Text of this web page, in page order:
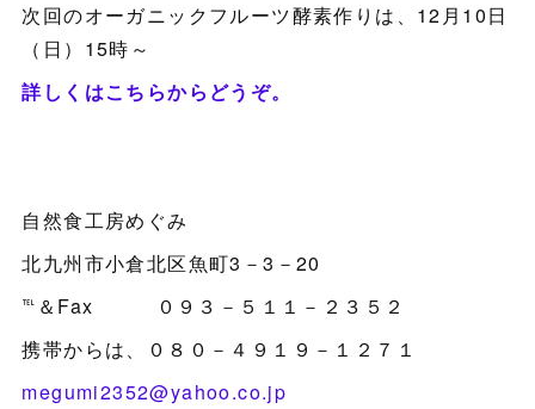
次回のオーガニックフルーツ酵素作りは、12月10日
（日）15時～
詳しくはこちらからどうぞ。
自然食工房めぐみ
北九州市小倉北区魚町3－3－20
℡＆Fax ０９３－５１１－２３５２
携帯からは、０８０－４９１９－１２７１
megumi2352@yahoo.co.jp